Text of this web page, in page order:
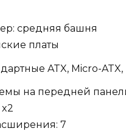
средняя башня
платы
ATX, Micro-
на передней
7